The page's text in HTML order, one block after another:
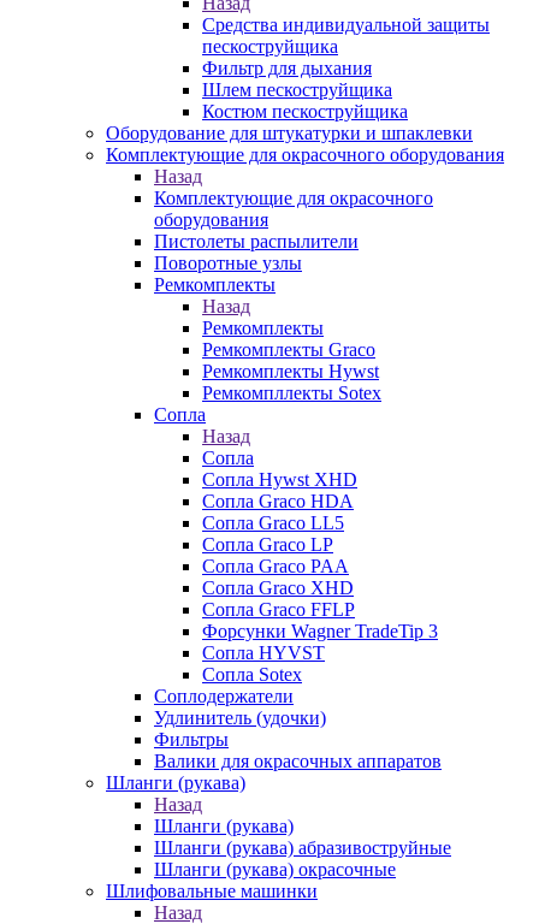
Средства индивидуальной защиты
пескоструйщика
Фильтр для дыхания
Шлем пескоструйщика
Костюм пескоструйщика
Оборудование для штукатурки и шпаклевки
Комплектующие для окрасочного оборудования
Назад
Комплектующие для окрасочного
оборудования
Пистолеты распылители
Поворотные узлы
Ремкомплекты
Назад
Ремкомплекты
Ремкомплекты Graco
Ремкомплекты Hywst
Ремкомпллекты Sotex
Сопла
Назад
Сопла
Сопла Hywst XHD
Сопла Graco HDA
Сопла Graco LL5
Сопла Graco LP
Сопла Graco PAA
Сопла Graco XHD
Сопла Graco FFLP
Форсунки Wagner TradeTip 3
Сопла HYVST
Сопла Sotex
Соплодержатели
Удлинитель (удочки)
Фильтры
Валики для окрасочных аппаратов
Шланги (рукава)
Назад
Шланги (рукава)
Шланги (рукава) абразивоструйные
Шланги (рукава) окрасочные
Шлифовальные машинки
Назад